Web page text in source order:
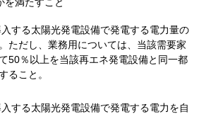
する太陽光発電設備で発電する電力量の
ただし、業務用については、当該需要家
50％以上を当該再エネ発電設備と同一都
ること。
する太陽光発電設備で発電する電力を自